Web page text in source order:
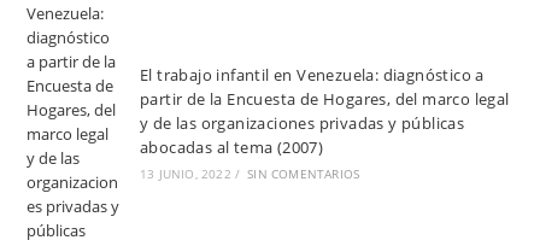
El trabajo infantil en Venezuela: diagnóstico a
partir de la Encuesta de Hogares, del marco legal
y de las organizaciones privadas y públicas
abocadas al tema (2007)
13 JUNIO, 2022 / SIN COMENTARIOS